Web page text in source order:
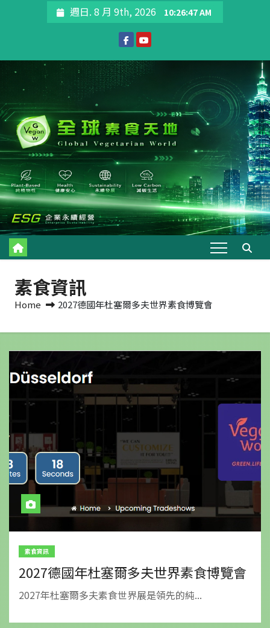
週日. 8 月 9th, 2026 10:26:49 AM
素食資訊
Home 2027德國年杜塞爾多夫世界素食博覽會
素食資訊
2027德國年杜塞爾多夫世界素食博覽會
2027年杜塞爾多夫素食世界展是領先的純...